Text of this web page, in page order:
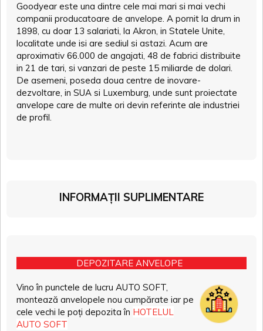
Goodyear este una dintre cele mai mari si mai vechi
companii producatoare de anvelope. A pornit la drum in
1898, cu doar 13 salariati, la Akron, in Statele Unite,
localitate unde isi are sediul si astazi. Acum are
aproximativ 66.000 de angajati, 48 de fabrici distribuite
in 21 de tari, si vanzari de peste 15 miliarde de dolari.
De asemeni, poseda doua centre de inovare-
dezvoltare, in SUA si Luxemburg, unde sunt proiectate
anvelope care de multe ori devin referinte ale industriei
de profil.
INFORMAȚII SUPLIMENTARE
DEPOZITARE ANVELOPE
Vino în punctele de lucru AUTO SOFT,
montează anvelopele nou cumpărate iar pe
cele vechi le poți depozita în HOTELUL
AUTO SOFT